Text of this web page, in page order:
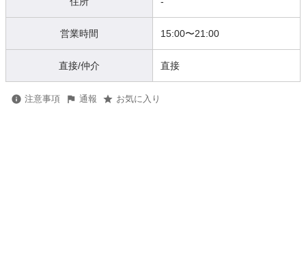
営業時間 15:00〜21:00
直接/仲介 直接
注意事項 通報 お気に入り